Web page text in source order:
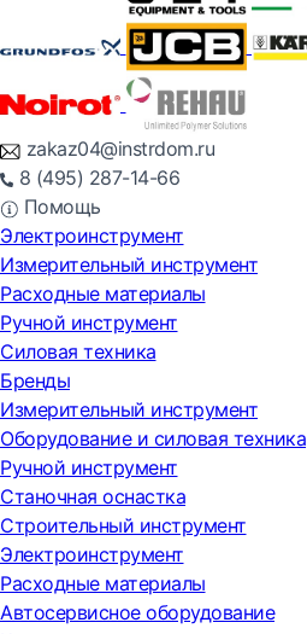
zakaz04@instrdom.ru
8 (495) 287-14-66
Помощь
Электроинструмент
Измерительный инструмент
Расходные материалы
Ручной инструмент
Силовая техника
Бренды
Измерительный инструмент
Оборудование и силовая техника
Ручной инструмент
Станочная оснастка
Строительный инструмент
Электроинструмент
Расходные материалы
Автосервисное оборудование